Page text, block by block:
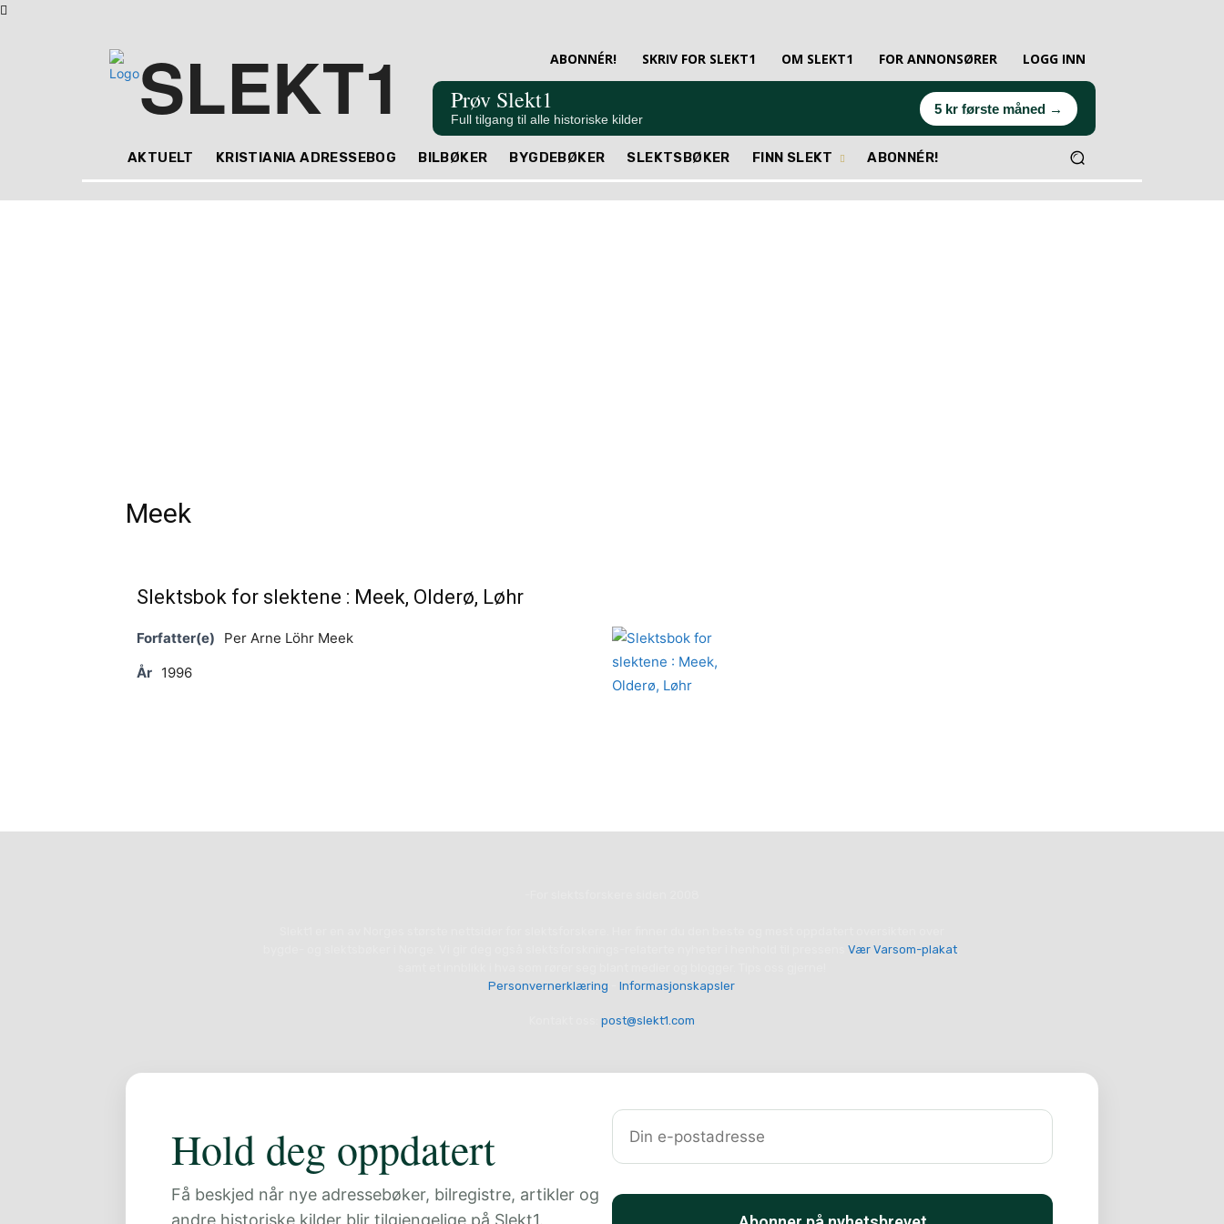
SLEKT1 ABONNÉR! SKRIV FOR SLEKT1 OM SLEKT1 FOR ANNONSØRER LOGG INN
Prøv Slekt1
Full tilgang til alle historiske kilder
5 kr første måned →
AKTUELT KRISTIANIA ADRESSEBOG BILBØKER BYGDEBØKER SLEKTSBØKER FINN SLEKT ABONNÉR!
Meek
Slektsbok for slektene : Meek, Olderø, Løhr
Forfatter(e)
Per Arne Löhr Meek
År 1996
bygde- og slektsbøker i Norge. Vi gir deg også slektsforsknings-relaterte nyheter i henhold til pressensVær Varsom-plakat
Personvernerklæring -Informasjonskapsler
post@slekt1.com
Hold deg oppdatert
Få beskjed når nye adressebøker, bilregistre, artikler og
andre historiske kilder blir tilgjengelige på Slekt1.